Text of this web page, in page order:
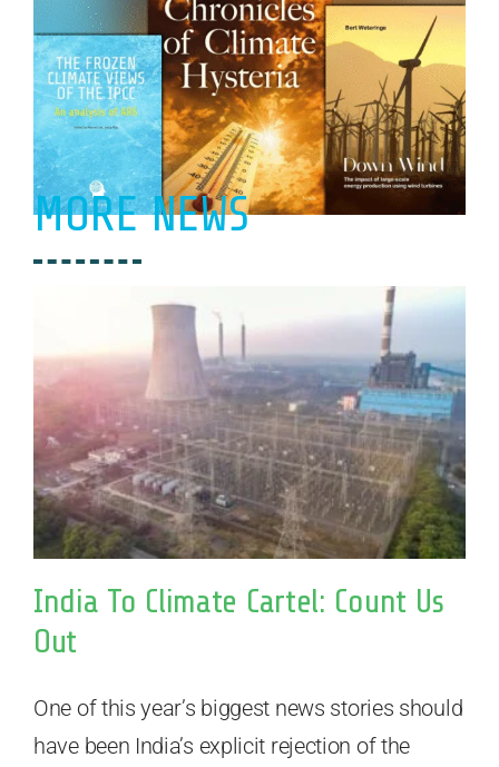
MORE NEWS
India To Climate Cartel: Count Us
Out
One of this year’s biggest news stories should
have been India’s explicit rejection of the